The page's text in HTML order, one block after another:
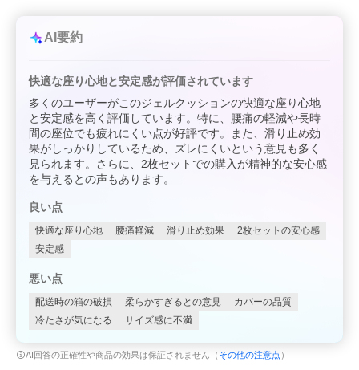
AI要約
快適な座り心地と安定感が評価されています
多くのユーザーがこのジェルクッションの快適な座り心地
と安定感を高く評価しています。特に、腰痛の軽減や長時
間の座位でも疲れにくい点が好評です。また、滑り止め効
果がしっかりしているため、ズレにくいという意見も多く
見られます。さらに、2枚セットでの購入が精神的な安心感
を与えるとの声もあります。
良い点
快適な座り心地 腰痛軽減 滑り止め効果
2枚セットの安心感
安定感
悪い点
配送時の箱の破損 柔らかすぎるとの意見
カバーの品質
冷たさが気になる
サイズ感に不満
AI回答の正確性や商品の効果は保証されません（ その他の注意点 ）